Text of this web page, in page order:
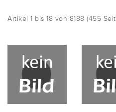
Artikel 1 bis 18 von 8188 (455